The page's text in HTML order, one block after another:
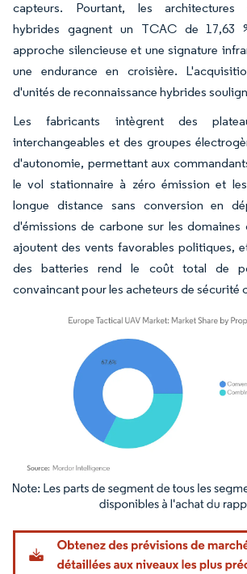
capteurs. Pourtant, les architectures
hybrides gagnent un TCAC de 17,63
approche silencieuse et une signature
une endurance en croisière.
d'unités de reconnaissance hybrides
Les fabricants intègrent des
interchangeables et des groupes
d'autonomie, permettant aux
le vol stationnaire à zéro émission et
longue distance sans conversion en
d'émissions de carbone sur les domaines
ajoutent des vents favorables politiques,
des batteries rend le coût total de
convaincant pour les acheteurs de sécurité
Image © Mordor Intelligence. La réutilisation nécessite